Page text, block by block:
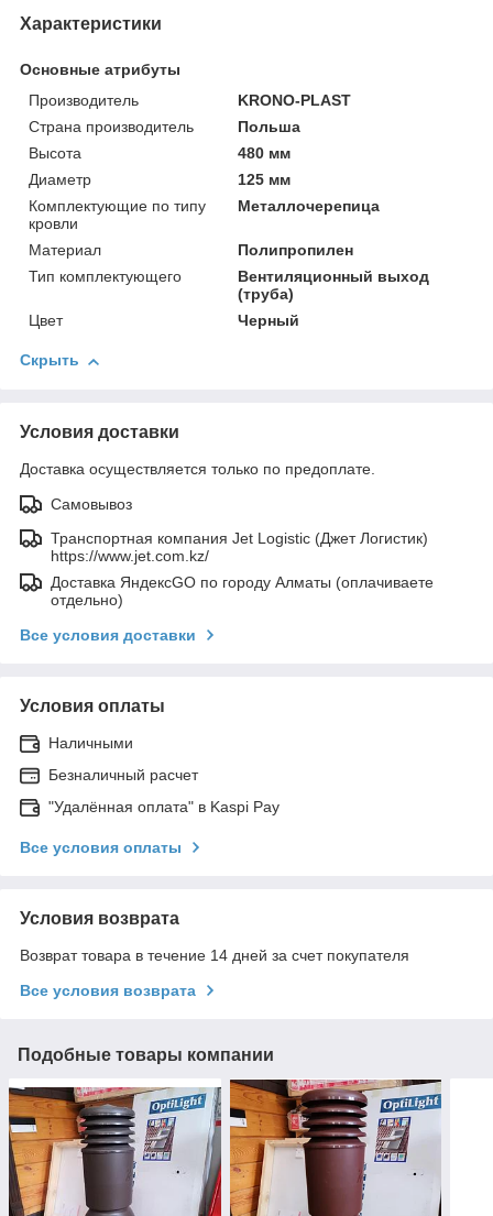
Характеристики
Основные атрибуты
Производитель
KRONO-PLAST
Страна производитель
Польша
Высота
480 мм
Диаметр
125 мм
Комплектующие по типу
кровли
Металлочерепица
Материал
Полипропилен
Тип комплектующего
Вентиляционный выход
(труба)
Цвет
Черный
Скрыть
Условия доставки
Доставка осуществляется только по предоплате.
Самовывоз
Транспортная компания Jet Logistic (Джет Логистик)
https://www.jet.com.kz/
Доставка ЯндексGO по городу Алматы (оплачиваете
отдельно)
Все условия доставки
Условия оплаты
Наличными
Безналичный расчет
"Удалённая оплата" в Kaspi Pay
Все условия оплаты
Условия возврата
Возврат товара в течение 14 дней за счет покупателя
Все условия возврата
Подобные товары компании